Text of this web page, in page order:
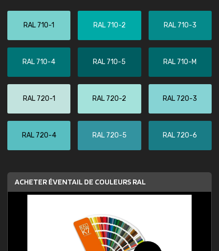
RAL 710-1 RAL 710-2 RAL 710-3
RAL 710-4 RAL 710-5 RAL 710-M
RAL 720-1 RAL 720-2 RAL 720-3
RAL 720-4 RAL 720-5 RAL 720-6
ACHETER ÉVENTAIL DE COULEURS RAL